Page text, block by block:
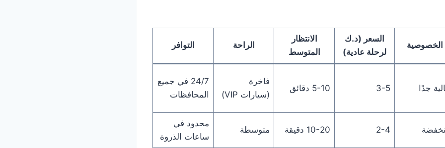
الخصوصية
السعر (د.ك
لرحلة عادية)
الانتظار
المتوسط
الراحة التوافر
جدًا 3-5 5-10 دقائق
فاخرة
(سيارات VIP)
24/7 في جميع
المحافظات
2-4 10-20 دقيقة متوسطة
محدود في
ساعات الذروة